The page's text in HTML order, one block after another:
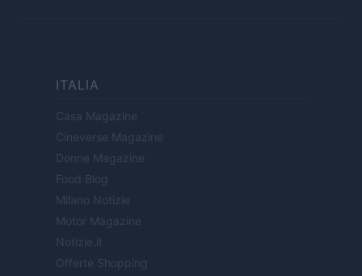
ITALIA
Casa Magazine
Cineverse Magazine
Donne Magazine
Food Blog
Milano Notizie
Motor Magazine
Notizie.it
Offerte Shopping